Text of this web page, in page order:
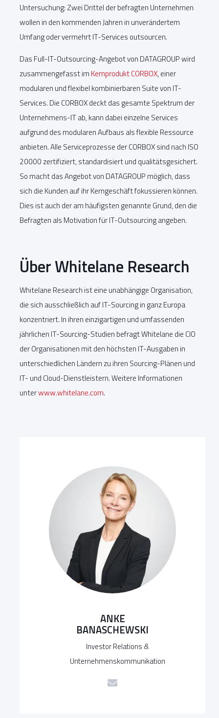
Untersuchung: Zwei Drittel der befragten Unternehmen
wollen in den kommenden Jahren in unverändertem
Umfang oder vermehrt IT-Services outsourcen.
Das Full-IT-Outsourcing-Angebot von DATAGROUP wird
zusammengefasst im Kernprodukt CORBOX, einer
modularen und flexibel kombinierbaren Suite von IT-
Services. Die CORBOX deckt das gesamte Spektrum der
Unternehmens-IT ab, kann dabei einzelne Services
aufgrund des modularen Aufbaus als flexible Ressource
anbieten. Alle Serviceprozesse der CORBOX sind nach ISO
20000 zertifiziert, standardisiert und qualitätsgesichert.
So macht das Angebot von DATAGROUP möglich, dass
sich die Kunden auf ihr Kerngeschäft fokussieren können.
Dies ist auch der am häufigsten genannte Grund, den die
Befragten als Motivation für IT-Outsourcing angeben.
Über Whitelane Research
Whitelane Research ist eine unabhängige Organisation,
die sich ausschließlich auf IT-Sourcing in ganz Europa
konzentriert. In ihren einzigartigen und umfassenden
jährlichen IT-Sourcing-Studien befragt Whitelane die CIO
der Organisationen mit den höchsten IT-Ausgaben in
unterschiedlichen Ländern zu ihren Sourcing-Plänen und
IT- und Cloud-Dienstleistern. Weitere Informationen
unterwww.whitelane.com.
ANKE
BANASCHEWSKI
Investor Relations &
Unternehmenskommunikation